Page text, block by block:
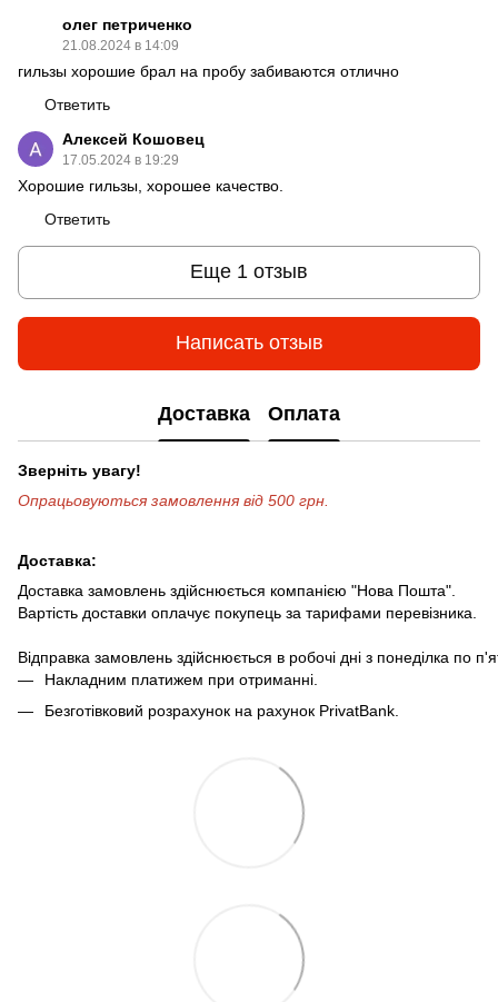
олег петриченко
21.08.2024 в 14:09
гильзы хорошие брал на пробу забиваются отлично
Ответить
Алексей Кошовец
17.05.2024 в 19:29
Хорошие гильзы, хорошее качество.
Ответить
Еще 1 отзыв
Написать отзыв
Доставка Оплата
Зверніть увагу!
Опрацьовуються замовлення від 500 грн.
Доставка:
Доставка замовлень здійснюється компанією "Нова Пошта".
Вартість доставки оплачує покупець за тарифами перевізника.
Відправка замовлень здійснюється в робочі дні з понеділка по
Накладним платижем при отриманні.
Безготівковий розрахунок на рахунок PrivatBank.